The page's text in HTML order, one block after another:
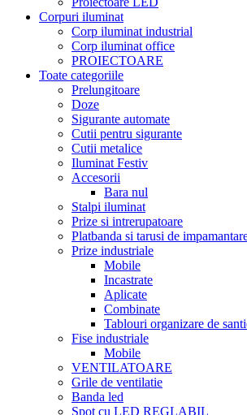
Corpuri iluminat
Corp iluminat industrial
Corp iluminat office
PROIECTOARE
Toate categoriile
Prelungitoare
Doze
Sigurante automate
Cutii pentru sigurante
Cutii metalice
Iluminat Festiv
Accesorii
Bara nul
Stalpi iluminat
Prize si intrerupatoare
Platbanda si tarusi de
Prize industriale
Mobile
Incastrate
Aplicate
Combinate
Tablouri organizare de
Fise industriale
Mobile
VENTILATOARE
Grile de ventilatie
Banda led
Spot cu LED REGLABIL